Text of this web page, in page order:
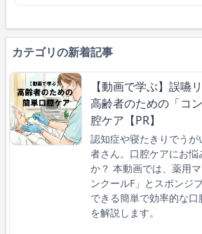
カテゴリの新着記事
【動画で学ぶ】誤嚥
高齢者のための「コ
腔ケア【PR】
認知症や寝たきりでう
者さん。口腔ケアにお
か？ 本動画では、薬用
ンクールF」とスポンジ
できる簡単で効率的な
を解説します。